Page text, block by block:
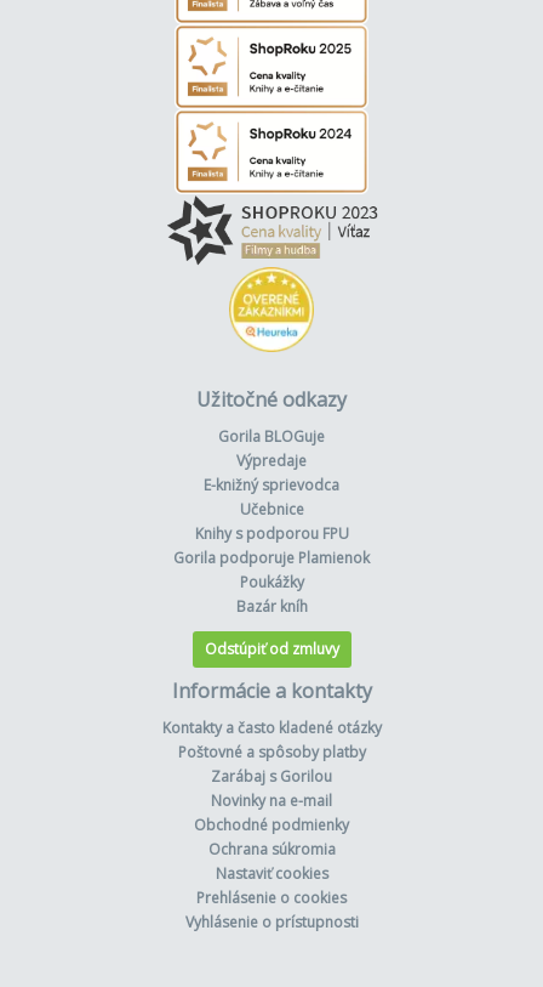
Užitočné odkazy
Gorila BLOGuje
Výpredaje
E-knižný sprievodca
Učebnice
Knihy s podporou FPU
Gorila podporuje Plamienok
Poukážky
Bazár kníh
Odstúpiť od zmluvy
Informácie a kontakty
Kontakty a často kladené otázky
Poštovné a spôsoby platby
Zarábaj s Gorilou
Novinky na e-mail
Obchodné podmienky
Ochrana súkromia
Nastaviť cookies
Prehlásenie o cookies
Vyhlásenie o prístupnosti